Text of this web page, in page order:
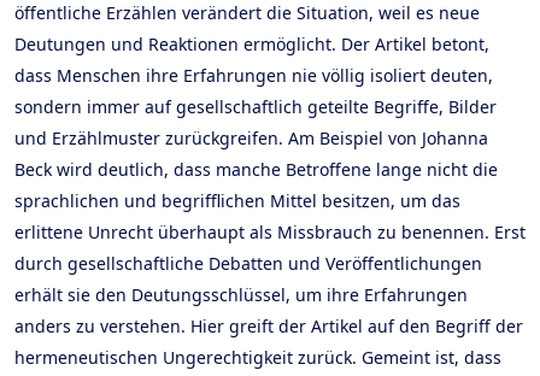
öffentliche Erzählen verändert die Situation, weil es neue
Deutungen und Reaktionen ermöglicht. Der Artikel betont,
dass Menschen ihre Erfahrungen nie völlig isoliert deuten,
sondern immer auf gesellschaftlich geteilte Begriffe, Bilder
und Erzählmuster zurückgreifen. Am Beispiel von Johanna
Beck wird deutlich, dass manche Betroffene lange nicht die
sprachlichen und begrifflichen Mittel besitzen, um das
erlittene Unrecht überhaupt als Missbrauch zu benennen. Erst
durch gesellschaftliche Debatten und Veröffentlichungen
erhält sie den Deutungsschlüssel, um ihre Erfahrungen
anders zu verstehen. Hier greift der Artikel auf den Begriff der
hermeneutischen Ungerechtigkeit zurück. Gemeint ist, dass